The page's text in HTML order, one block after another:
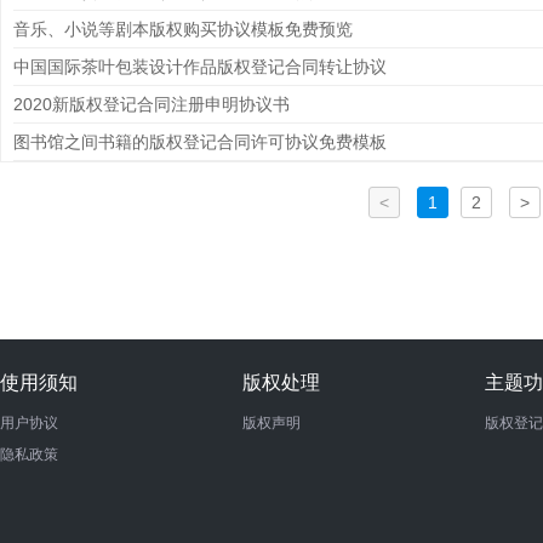
音乐、小说等剧本版权购买协议模板免费预览
中国国际茶叶包装设计作品版权登记合同转让协议
2020新版权登记合同注册申明协议书
图书馆之间书籍的版权登记合同许可协议免费模板
< 1 2 >
使用须知
用户协议
隐私政策
版权处理
版权声明
主题
版权登